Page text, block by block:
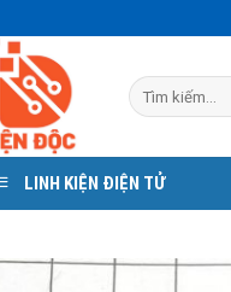
Tìm
kiếm:
LINH KIỆN ĐIỆN TỬ